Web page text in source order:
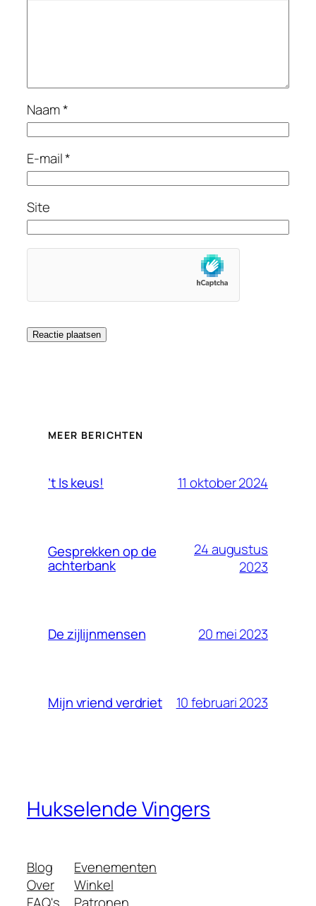
Naam*
E-mail*
Site
MEER BERICHTEN
’t Is keus! 11 oktober 2024
Gesprekken op de
achterbank
24 augustus
2023
De zijlijnmensen 20 mei 2023
Mijn vriend verdriet 10 februari 2023
Hukselende Vingers
Blog
Over
FAQ's
Evenementen
Winkel
Patronen